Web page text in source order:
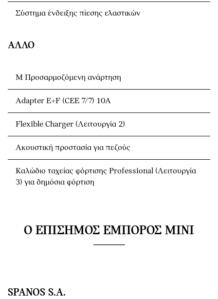
Σύστημα ένδειξης πίεσης ελαστικών
ΆΛΛΟ
Μ Προσαρμοζόμενη ανάρτηση
Adapter E+F (CEE 7/7) 10A
Flexible Charger (Λειτουργία 2)
Ακουστική προστασία για πεζούς
Καλώδιο ταχείας φόρτισης Professional (Λειτουργία
3) για δημόσια φόρτιση
Ο ΕΠΊΣΗΜΟΣ ΈΜΠΟΡΟΣ MINI
SPANOS S.A.